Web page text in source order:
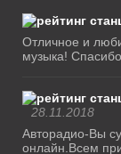
Отличное и
музыка!
28.11.2018
Авторадио-Вы
онлайн.Всем